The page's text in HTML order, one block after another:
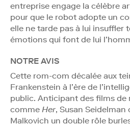
entreprise engage la célèbre
pour que le robot adopte un
elle ne tarde pas à lui insuffler
émotions qui font de lui
NOTRE AVIS
Cette rom-com décalée aux
Frankenstein à l’ère de
public. Anticipant des films
comme Her, Susan Seidelman
Malkovich un double rôle